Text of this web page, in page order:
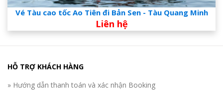
Vé Tàu cao tốc Ao Tiên đi Bản Sen - Tàu Quang Minh
Liên hệ
HỖ TRỢ KHÁCH HÀNG
» Hướng dẫn thanh toán và xác nhận Booking